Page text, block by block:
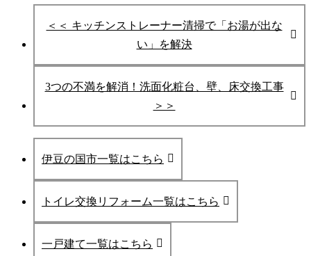
＜＜ キッチンストレーナー清掃で「お湯が出な
い」を解決
3つの不満を解消！洗面化粧台、壁、床交換工事
＞＞
伊豆の国市一覧はこちら
トイレ交換リフォーム一覧はこちら
一戸建て一覧はこちら